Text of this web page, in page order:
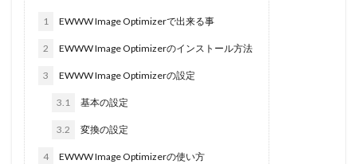
1 EWWW Image Optimizerで出来る事
2 EWWW Image Optimizerのインストール方法
3 EWWW Image Optimizerの設定
3.1 基本の設定
3.2 変換の設定
4 EWWW Image Optimizerの使い方